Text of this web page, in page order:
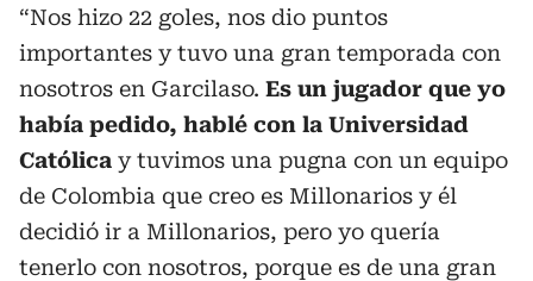
“Nos hizo 22 goles, nos dio puntos
importantes y tuvo una gran temporada con
nosotros en Garcilaso. Es un jugador que yo
había pedido, hablé con la Universidad
Católica y tuvimos una pugna con un equipo
de Colombia que creo es Millonarios y él
decidió ir a Millonarios, pero yo quería
tenerlo con nosotros, porque es de una gran